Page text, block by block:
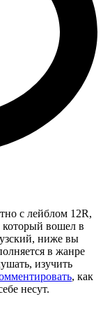
с лейблом 12R,
который вошел в
ниже вы
в жанре
изучить
, как
несут.